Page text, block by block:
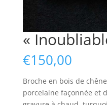
«
€150,00
Broche en bois de
porcelaine façonnée et